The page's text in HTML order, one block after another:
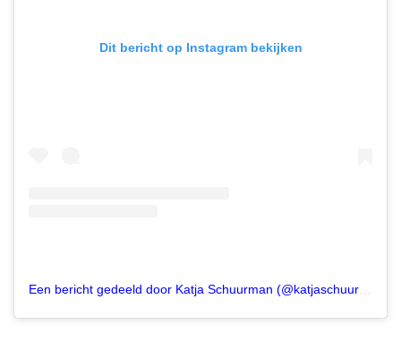
Dit bericht op Instagram bekijken
Een bericht gedeeld door Katja Schuurman (@katjaschuurman)